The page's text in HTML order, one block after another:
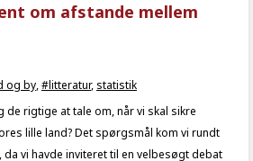
om afstande mellem
og by,#litteratur, statistik
de rigtige at tale om, når vi skal sikre
lille land? Det spørgsmål kom vi rundt
vi havde inviteret til en velbesøgt debat